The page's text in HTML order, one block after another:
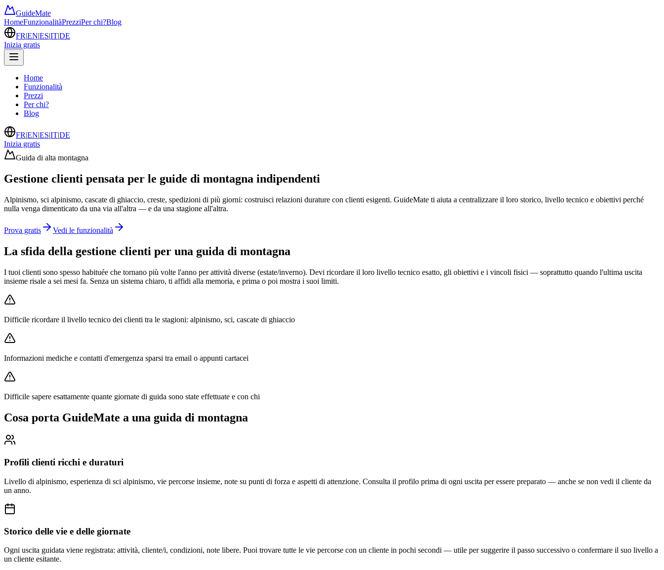
GuideMate
HomeFunzionalitàPrezziPer chi?Blog
FR|EN|ES|IT|DE
Inizia gratis
Home
Funzionalità
Prezzi
Per chi?
Blog
FR|EN|ES|IT|DE
Inizia gratis
Guida di alta montagna
Gestione clienti pensata per le guide di montagna indipendenti
Alpinismo, sci alpinismo, cascate di ghiaccio, creste, spedizioni di più giorni: costruisci relazioni durature con clienti esigenti. GuideMate ti aiuta a centralizzare il loro storico, livello tecnico e obiettivi perché
nulla venga dimenticato da una via all'altra — e da una stagione all'altra.
Prova gratis Vedi le funzionalità
La sfida della gestione clienti per una guida di montagna
I tuoi clienti sono spesso habituée che tornano più volte l'anno per attività diverse (estate/inverno). Devi ricordare il loro livello tecnico esatto, gli obiettivi e i vincoli fisici — soprattutto quando l'ultima uscita
insieme risale a sei mesi fa. Senza un sistema chiaro, ti affidi alla memoria, e prima o poi mostra i suoi limiti.
Difficile ricordare il livello tecnico dei clienti tra le stagioni: alpinismo, sci, cascate di ghiaccio
Informazioni mediche e contatti d'emergenza sparsi tra email o appunti cartacei
Difficile sapere esattamente quante giornate di guida sono state effettuate e con chi
Cosa porta GuideMate a una guida di montagna
Profili clienti ricchi e duraturi
Livello di alpinismo, esperienza di sci alpinismo, vie percorse insieme, note su punti di forza e aspetti di attenzione. Consulta il profilo prima di ogni uscita per essere preparato — anche se non vedi il cliente da
un anno.
Storico delle vie e delle giornate
Ogni uscita guidata viene registrata: attività, cliente/i, condizioni, note libere. Puoi trovare tutte le vie percorse con un cliente in pochi secondi — utile per suggerire il passo successivo o confermare il suo livello a
un cliente esitante.